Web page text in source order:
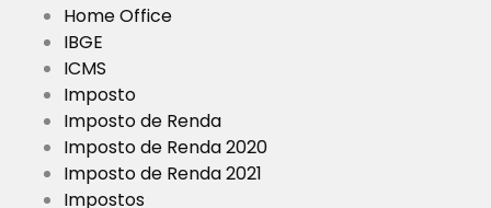
Home Office
IBGE
ICMS
Imposto
Imposto de Renda
Imposto de Renda 2020
Imposto de Renda 2021
Impostos